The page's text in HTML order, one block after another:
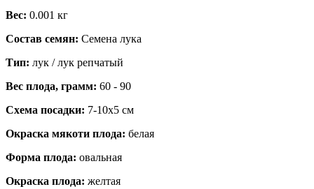
Вес: 0.001 кг
Состав семян: Семена лука
Тип: лук / лук репчатый
Вес плода, грамм: 60 - 90
Схема посадки: 7-10х5 см
Окраска мякоти плода: белая
Форма плода: овальная
Окраска плода: желтая